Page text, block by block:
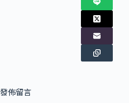
發佈留言